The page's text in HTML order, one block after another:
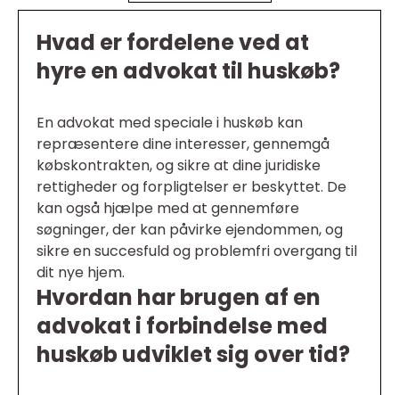
Hvad er fordelene ved at
hyre en advokat til huskøb?
En advokat med speciale i huskøb kan
repræsentere dine interesser, gennemgå
købskontrakten, og sikre at dine juridiske
rettigheder og forpligtelser er beskyttet. De
kan også hjælpe med at gennemføre
søgninger, der kan påvirke ejendommen, og
sikre en succesfuld og problemfri overgang til
dit nye hjem.
Hvordan har brugen af en
advokat i forbindelse med
huskøb udviklet sig over tid?